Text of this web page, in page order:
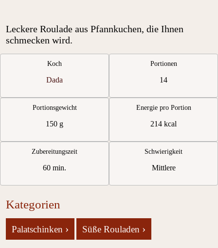
Leckere Roulade aus Pfannkuchen, die Ihnen
schmecken wird.
Koch
Dada
Portionen
14
Portionsgewicht
150 g
Energie pro Portion
214 kcal
Zubereitungszeit
60 min.
Schwierigkeit
Mittlere
Kategorien
Palatschinken › Süße Rouladen ›